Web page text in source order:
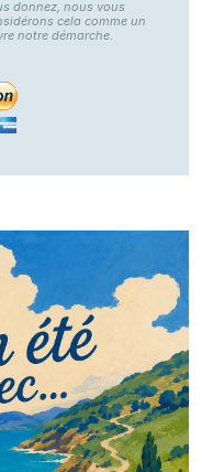
donnez, nous vous
cela comme un
notre démarche.